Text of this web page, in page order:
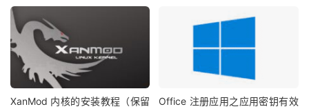
XanMod 内核的安装教程（保留
Office 注册应用之应用密钥有效